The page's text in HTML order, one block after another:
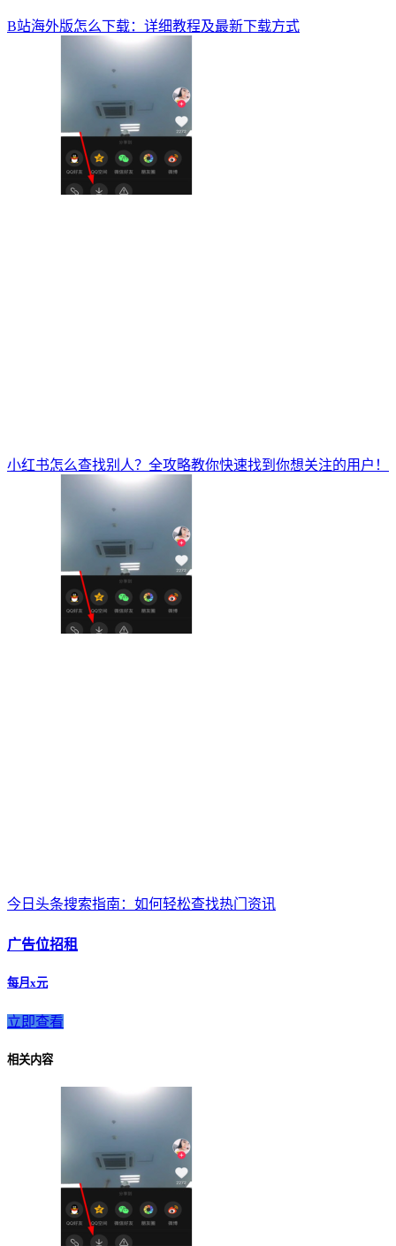
B站海外版怎么下载：详细教程及最新下载方式
小红书怎么查找别人？全攻略教你快速找到你想关注的用户！
今日头条搜索指南：如何轻松查找热门资讯
广告位招租
每月x元
立即查看
相关内容